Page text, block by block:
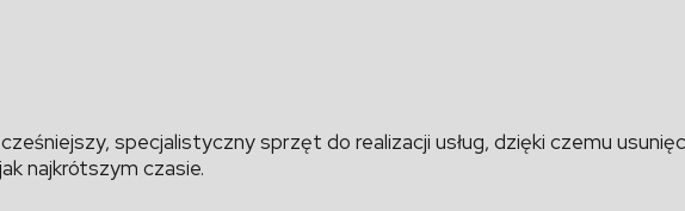
specjalistyczny sprzęt do realizacji usług, dzięki czemu
najkrótszym czasie.